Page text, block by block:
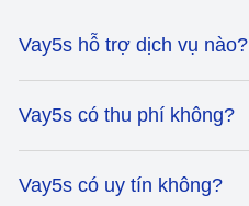
Vay5s hỗ trợ dịch vụ nào?
Vay5s có thu phí không?
Vay5s có uy tín không?